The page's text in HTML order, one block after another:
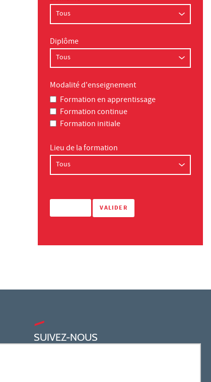
Diplôme
Modalité d'enseignement
Formation en apprentissage
Formation continue
Formation initiale
Lieu de la formation
SUIVEZ-NOUS